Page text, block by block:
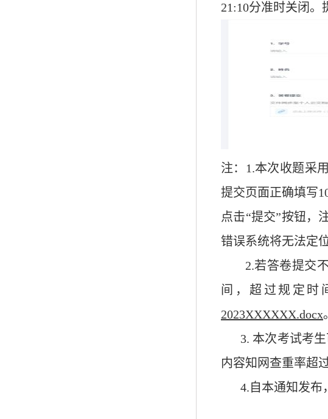
21:10分准时关闭。
注： 1.本次收题采
提交页面正确填写
点击“提交”按钮，
错误系统将无法定
2.若答卷提交
间，超过规定时
2023XXXXXX.docx。
3. 本次考试考
内容知网查重率超
4.自本通知发布